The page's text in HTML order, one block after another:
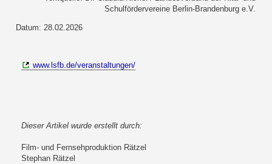
Schulfördervereine Berlin-Brandenburg e.V.
Datum: 28.02.2026
www.lsfb.de/veranstaltungen/
Dieser Artikel wurde erstellt durch:
Film- und Fernsehproduktion Rätzel
Stephan Rätzel